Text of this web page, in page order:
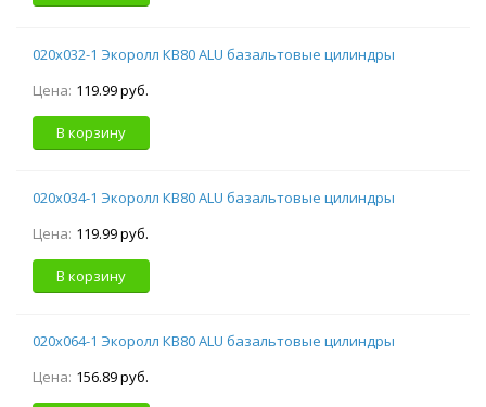
020х032-1 Экоролл КВ80 ALU базальтовые цилиндры
Цена: 119.99 руб.
В корзину
020х034-1 Экоролл КВ80 ALU базальтовые цилиндры
Цена: 119.99 руб.
В корзину
020х064-1 Экоролл КВ80 ALU базальтовые цилиндры
Цена: 156.89 руб.